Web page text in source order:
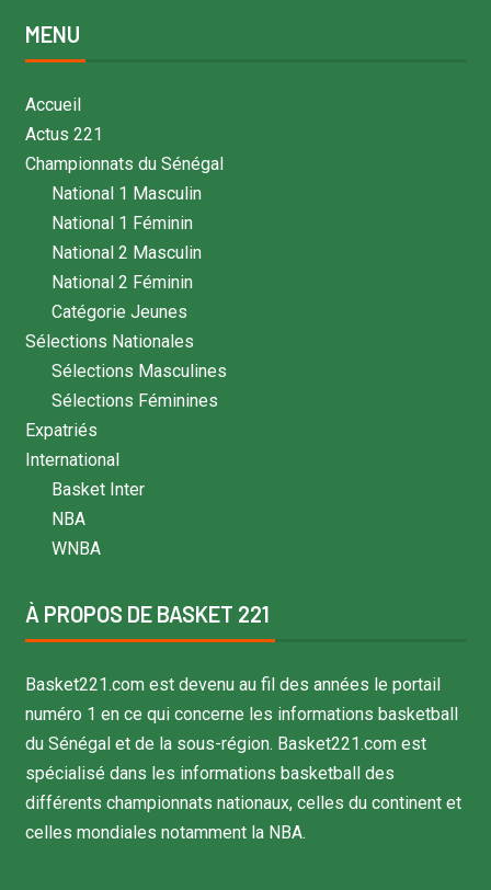
MENU
Accueil
Actus 221
Championnats du Sénégal
National 1 Masculin
National 1 Féminin
National 2 Masculin
National 2 Féminin
Catégorie Jeunes
Sélections Nationales
Sélections Masculines
Sélections Féminines
Expatriés
International
Basket Inter
NBA
WNBA
À PROPOS DE BASKET 221
Basket221.com est devenu au fil des années le portail
numéro 1 en ce qui concerne les informations basketball
du Sénégal et de la sous-région. Basket221.com est
spécialisé dans les informations basketball des
différents championnats nationaux, celles du continent et
celles mondiales notamment la NBA.